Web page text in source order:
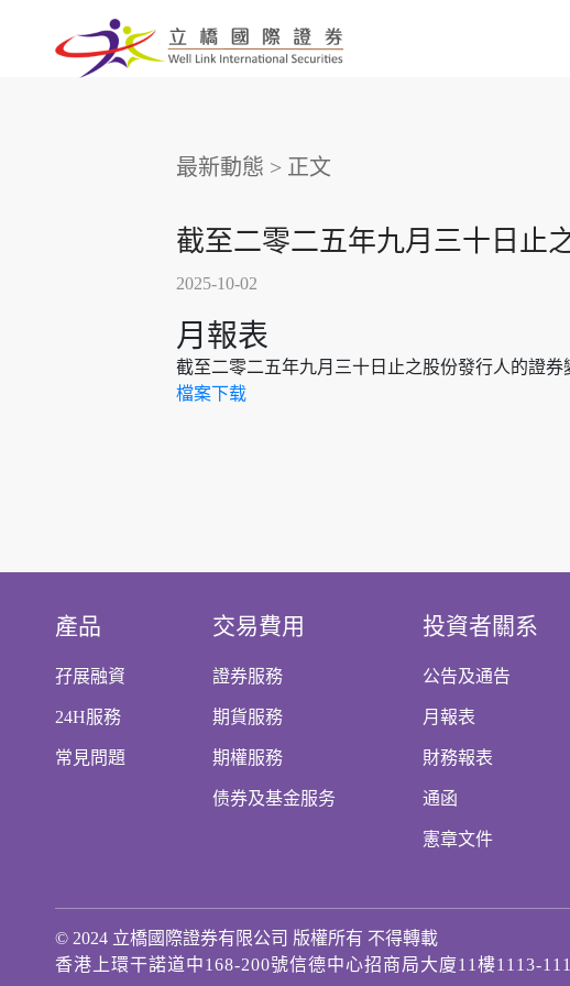
最新動態 > 正文
截至二零二五年九月三十日止
2025-10-02
月報表
截至二零二五年九月三十日止之股份發行人的證券
檔案下载
產品
孖展融資
24H服務
常見問題
交易費用
證券服務
期貨服務
期權服務
债券及基金服务
投資者關系
公告及通告
月報表
財務報表
通函
憲章文件
© 2024 立橋國際證券有限公司 版權所有 不得轉載
香港上環干諾道中168-200號信德中心招商局大廈11樓1113-